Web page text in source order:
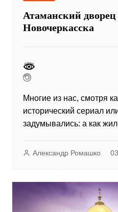
Атаманский дворец
Новочеркасска
Многие из нас, смотря
исторический сериал
задумывались: а как
Александр Ромашко